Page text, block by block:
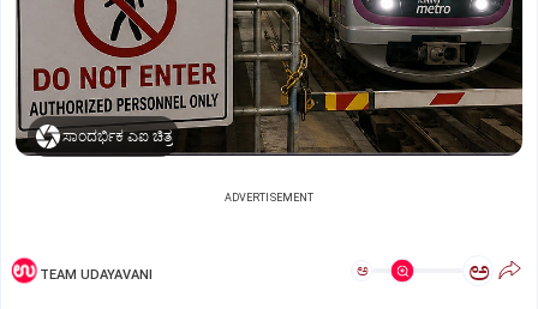
ಸಾಂದರ್ಭಿಕ ಎಐ ಚಿತ್ರ
ADVERTISEMENT
TEAM UDAYAVANI ಅ ಅ